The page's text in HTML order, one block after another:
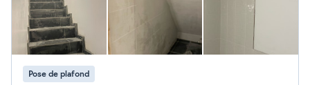
Pose de plafond